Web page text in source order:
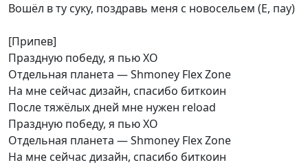
Вошёл в ту суку, поздравь меня с новосельем (Е, пау)
[Припев]
Праздную победу, я пью XO
Отдельная планета — Shmoney Flex Zone
На мне сейчас дизайн, спасибо биткоин
После тяжёлых дней мне нужен reload
Праздную победу, я пью XO
Отдельная планета — Shmoney Flex Zone
На мне сейчас дизайн, спасибо биткоин